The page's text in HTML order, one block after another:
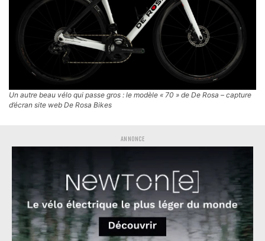
Un autre beau vélo qui passe gros : le modèle « 70 » de De Rosa – capture
d’écran site web De Rosa Bikes
ANNONCE